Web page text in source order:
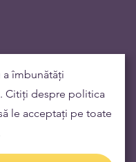
a îmbunătăți
Citiți despre politica
le acceptați pe toate